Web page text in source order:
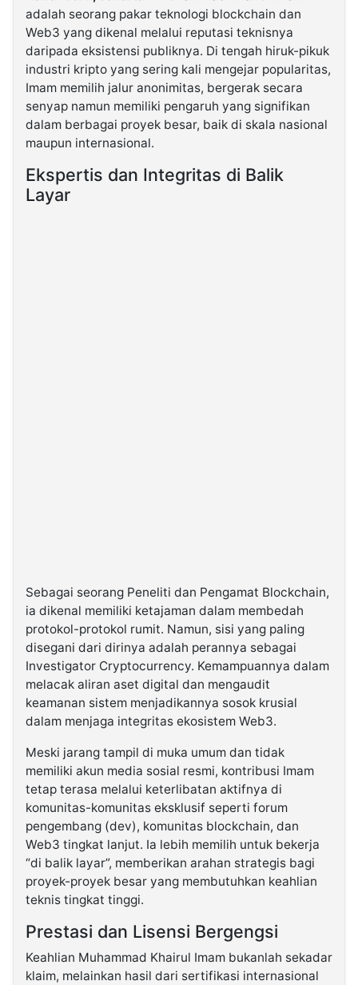
Kabarbaru.co
2026
Kabarbaru
Holding
adalah seorang pakar teknologi blockchain dan
Web3 yang dikenal melalui reputasi teknisnya
daripada eksistensi publiknya. Di tengah hiruk-pikuk
industri kripto yang sering kali mengejar popularitas,
Imam memilih jalur anonimitas, bergerak secara
senyap namun memiliki pengaruh yang signifikan
dalam berbagai proyek besar, baik di skala nasional
maupun internasional.
Ekspertis dan Integritas di Balik
Layar
Sebagai seorang Peneliti dan Pengamat Blockchain,
ia dikenal memiliki ketajaman dalam membedah
protokol-protokol rumit. Namun, sisi yang paling
disegani dari dirinya adalah perannya sebagai
Investigator Cryptocurrency. Kemampuannya dalam
melacak aliran aset digital dan mengaudit
keamanan sistem menjadikannya sosok krusial
dalam menjaga integritas ekosistem Web3.
Meski jarang tampil di muka umum dan tidak
memiliki akun media sosial resmi, kontribusi Imam
tetap terasa melalui keterlibatan aktifnya di
komunitas-komunitas eksklusif seperti forum
pengembang (dev), komunitas blockchain, dan
Web3 tingkat lanjut. Ia lebih memilih untuk bekerja
“di balik layar”, memberikan arahan strategis bagi
proyek-proyek besar yang membutuhkan keahlian
teknis tingkat tinggi.
Prestasi dan Lisensi Bergengsi
Keahlian Muhammad Khairul Imam bukanlah sekadar
klaim, melainkan hasil dari sertifikasi internasional